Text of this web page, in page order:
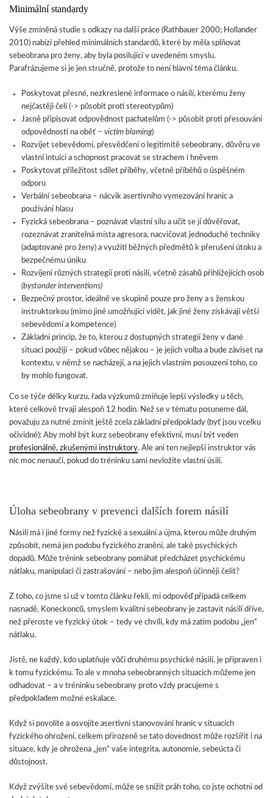
Minimální standardy
Výše zmíněná studie s odkazy na další práce (Rathbauer 2000; Hollander
2010) nabízí přehled minimálních standardů, které by měla splňovat
sebeobrana pro ženy, aby byla posilující v uvedeném smyslu.
Parafrázujeme si je jen stručně, protože to není hlavní téma článku.
Poskytovat přesné, nezkreslené informace o násilí, kterému ženy
nejčastěji čelí (-> působit proti stereotypům)
Jasně připisovat odpovědnost pachatelům (-> působit proti přesouvání
odpovědnosti na oběť – victim blaming)
Rozvíjet sebevědomí, přesvědčení o legitimitě sebeobrany, důvěru ve
vlastní intuici a schopnost pracovat se strachem i hněvem
Poskytovat příležitost sdílet příběhy, včetně příběhů o úspěšném
odporu
Verbální sebeobrana – nácvik asertivního vymezování hranic a
používání hlasu
Fyzická sebeobrana – poznávat vlastní sílu a učit se jí důvěřovat,
rozeznávat zranitelná místa agresora, nacvičovat jednoduché techniky
(adaptované pro ženy) a využití běžných předmětů k přerušení útoku a
bezpečnému úniku
Rozvíjení různých strategií proti násilí, včetně zásahů přihlížejících osob
(bystander interventions)
Bezpečný prostor, ideálně ve skupině pouze pro ženy a s ženskou
instruktorkou (mimo jiné umožňující vidět, jak jiné ženy získávají větší
sebevědomí a kompetence)
Základní princip, že to, kterou z dostupných strategií ženy v dané
situaci použijí – pokud vůbec nějakou – je jejich volba a bude záviset na
kontextu, v němž se nacházejí, a na jejich vlastním posouzení toho, co
by mohlo fungovat.
Co se týče délky kurzu, řada výzkumů zmiňuje lepší výsledky u těch,
které celkově trvají alespoň 12 hodin. Než se v tématu posuneme dál,
považuju za nutné zmínit ještě zcela základní předpoklady (byť jsou vcelku
očividné): Aby mohl být kurz sebeobrany efektivní, musí být veden
profesionálně, zkušenými instruktory. Ale ani ten nejlepší instruktor vás
nic moc nenaučí, pokud do tréninku sami nevložíte vlastní úsilí.
Úloha sebeobrany v prevenci dalších forem násilí
Násilí má i jiné formy než fyzické a sexuální a újma, kterou může druhým
způsobit, nemá jen podobu fyzického zranění, ale také psychických
dopadů. Může trénink sebeobrany pomáhat předcházet psychickému
nátlaku, manipulaci či zastrašování – nebo jim alespoň účinněji čelit?
Z toho, co jsme si už v tomto článku řekli, mi odpověď připadá celkem
nasnadě. Koneckonců, smyslem kvalitní sebeobrany je zastavit násilí dříve,
než přeroste ve fyzický útok – tedy ve chvíli, kdy má zatím podobu „jen“
nátlaku.
Jistě, ne každý, kdo uplatňuje vůči druhému psychické násilí, je připraven i
k tomu fyzickému. To ale v mnoha sebeobranných situacích můžeme jen
odhadovat – a v tréninku sebeobrany proto vždy pracujeme s
předpokladem možné eskalace.
Když si povolíte a osvojíte asertivní stanovování hranic v situacích
fyzického ohrožení, celkem přirozeně se tato dovednost může rozšířit i na
situace, kdy je ohrožena „jen“ vaše integrita, autonomie, sebeúcta či
důstojnost.
Když zvýšíte své sebevědomí, může se snížit práh toho, co jste ochotni od